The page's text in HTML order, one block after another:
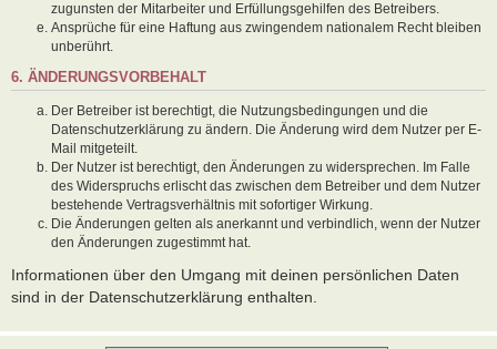
zugunsten der Mitarbeiter und Erfüllungsgehilfen des Betreibers.
Ansprüche für eine Haftung aus zwingendem nationalem Recht bleiben
unberührt.
6. ÄNDERUNGSVORBEHALT
Der Betreiber ist berechtigt, die Nutzungsbedingungen und die
Datenschutzerklärung zu ändern. Die Änderung wird dem Nutzer per E-
Mail mitgeteilt.
Der Nutzer ist berechtigt, den Änderungen zu widersprechen. Im Falle
des Widerspruchs erlischt das zwischen dem Betreiber und dem Nutzer
bestehende Vertragsverhältnis mit sofortiger Wirkung.
Die Änderungen gelten als anerkannt und verbindlich, wenn der Nutzer
den Änderungen zugestimmt hat.
Informationen über den Umgang mit deinen persönlichen Daten
sind in der Datenschutzerklärung enthalten.